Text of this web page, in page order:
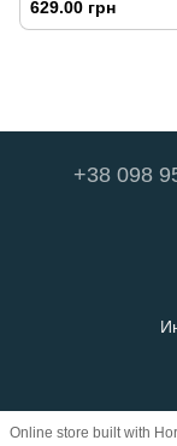
629.00 грн
+38 098
Online store built with